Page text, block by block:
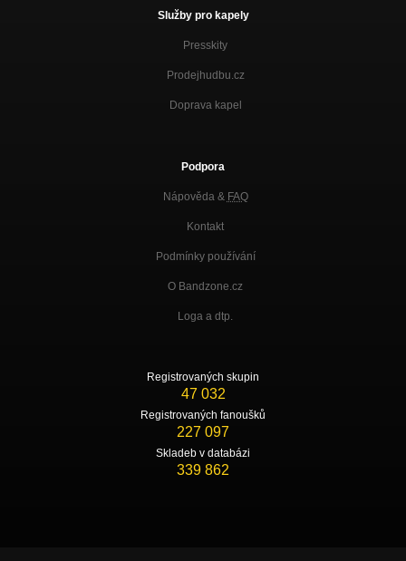
Služby pro kapely
Presskity
Prodejhudbu.cz
Doprava kapel
Podpora
Nápověda & FAQ
Kontakt
Podmínky používání
O Bandzone.cz
Loga a dtp.
Registrovaných skupin
47 032
Registrovaných fanoušků
227 097
Skladeb v databázi
339 862